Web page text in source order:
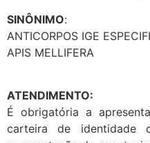
SINÔNIMO:
ANTICORPOS IGE
APIS MELLIFERA
ATENDIMENTO:
É obrigatória a
carteira de